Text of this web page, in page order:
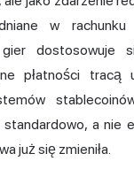
w
gier dostosowuje
płatności tracą
a nie
już się zmieniła.